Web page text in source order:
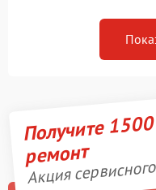
Получите
ремонт
Акция